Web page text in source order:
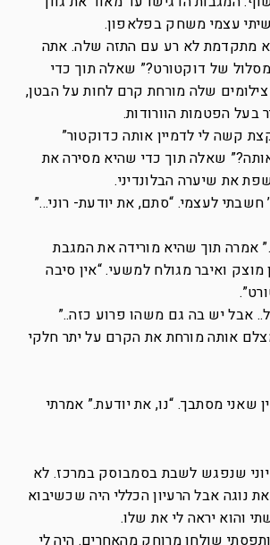
עצמי משחק בפלאפון.
מתקדמת לא רע עם התזה שלה. אתה
של דוקטורט?” שאלה תוך כדי
שלה מורחת קרם לחות על הבטן,
בעל הפטמות הוורודות.
קשה לי לדמיין אותה כדוקטור”
שאלה תוך כדי שהיא מסירה את
את שיערה הבלונדיני.
חשבתי לעצמי. “סתם, את יודעת- רוני…”
אמרה תוך שהיא מורידה את המגבת
ואיבר מגולח למשעי. “אין סיבה
אבל יש בה גם משהו פרוע כזה..”
אותה מורחת את הקרם על יתר חלקי
שאני מסתבך. “נו, את יודעת.” אמרתי
שנפגש לשבת בסמבוסק במרכז. לא
נוגה אבל הרעיון הכללי היה שכשיבוא
והוא יראה לי את שלו.
שולחן מרוחק מהאחרים. היה לי